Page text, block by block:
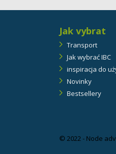
Jak vybrat
Transport
Jak wybrać IBC
inspiracja do
Novinky
Bestsellery
© 2022 - Node